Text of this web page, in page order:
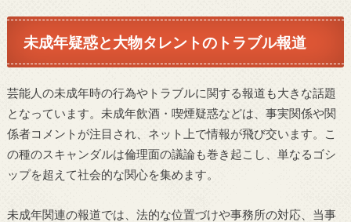
未成年疑惑と大物タレントのトラブル報道
芸能人の未成年時の行為やトラブルに関する報道も大きな話題
となっています。未成年飲酒・喫煙疑惑などは、事実関係や関
係者コメントが注目され、ネット上で情報が飛び交います。こ
の種のスキャンダルは倫理面の議論も巻き起こし、単なるゴシ
ップを超えて社会的な関心を集めます。
未成年関連の報道では、法的な位置づけや事務所の対応、当事